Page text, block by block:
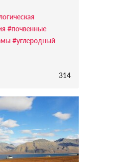
#почвенные
#углеродный
314